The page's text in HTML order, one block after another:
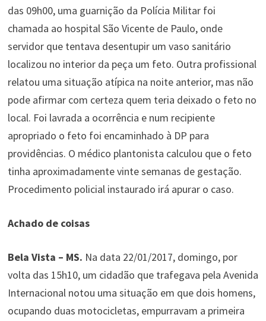
das 09h00, uma guarnição da Polícia Militar foi
chamada ao hospital São Vicente de Paulo, onde
servidor que tentava desentupir um vaso sanitário
localizou no interior da peça um feto. Outra profissional
relatou uma situação atípica na noite anterior, mas não
pode afirmar com certeza quem teria deixado o feto no
local. Foi lavrada a ocorrência e num recipiente
apropriado o feto foi encaminhado à DP para
providências. O médico plantonista calculou que o feto
tinha aproximadamente vinte semanas de gestação.
Procedimento policial instaurado irá apurar o caso.
Achado de coisas
Bela Vista – MS. Na data 22/01/2017, domingo, por
volta das 15h10, um cidadão que trafegava pela Avenida
Internacional notou uma situação em que dois homens,
ocupando duas motocicletas, empurravam a primeira